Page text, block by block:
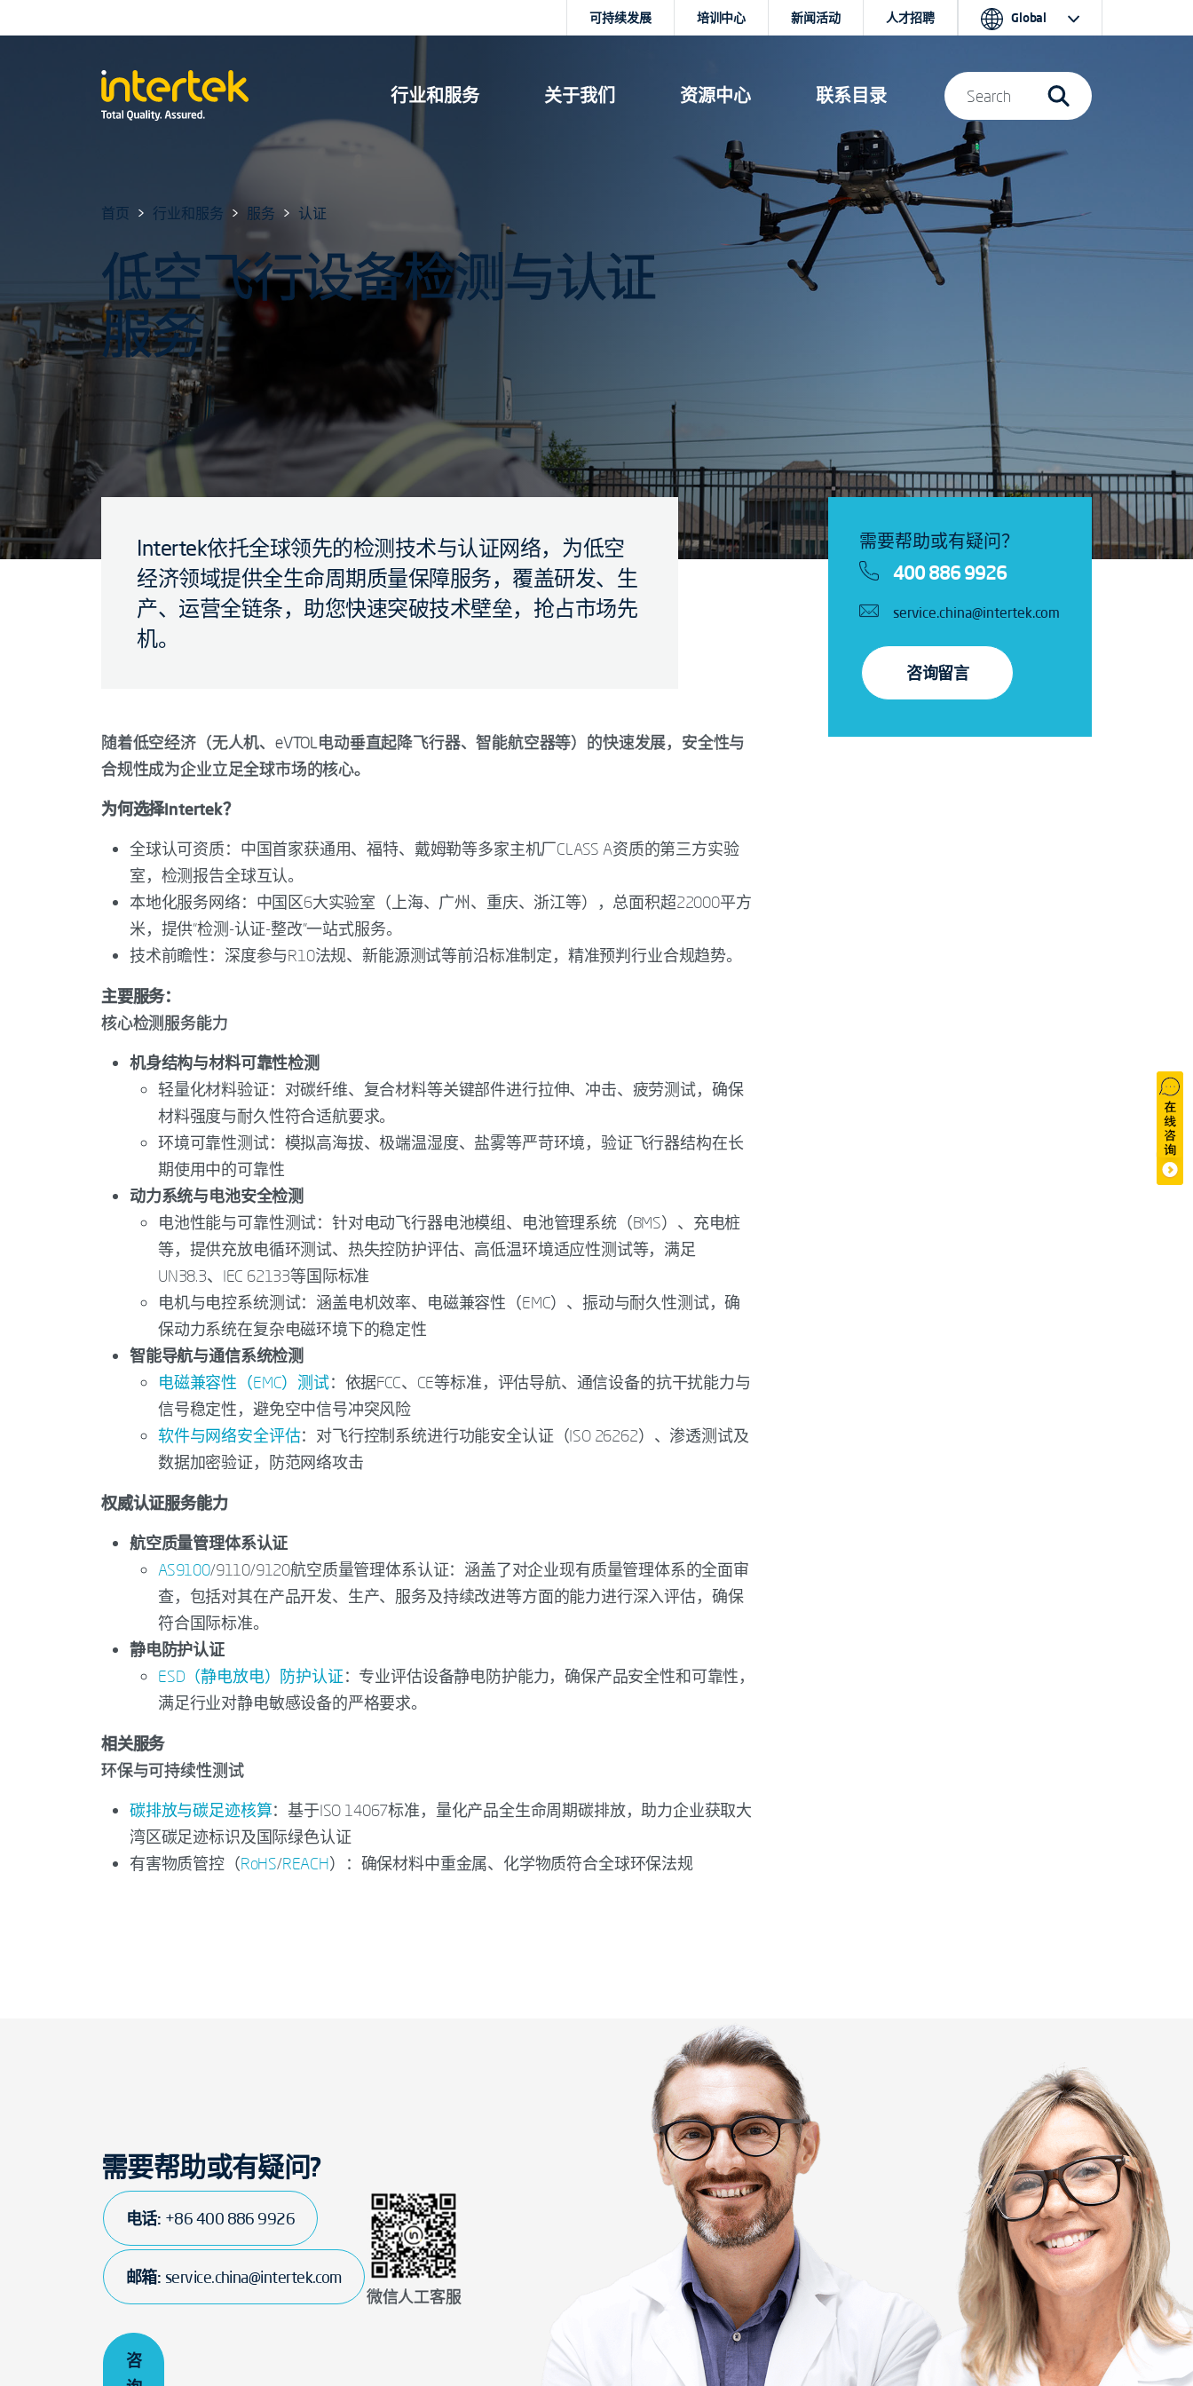
行业和服务 关于我们 资源中心 联系目录
可持续发展 培训中心 新闻活动 人才招聘 Global
Search
首页 行业和服务 服务 认证
低空飞行设备检测与认证
服务
Intertek依托全球领先的检测技术与认证网络，为低空
经济领域提供全生命周期质量保障服务，覆盖研发、生
产、运营全链条，助您快速突破技术壁垒，抢占市场先
机。
随着低空经济（无人机、eVTOL电动垂直起降飞行器、智能航空器等）的快速发展，安全性与
合规性成为企业立足全球市场的核心。
为何选择Intertek？
全球认可资质：中国首家获通用、福特、戴姆勒等多家主机厂CLASS A资质的第三方实验
室，检测报告全球互认。
本地化服务网络：中国区6大实验室（上海、广州、重庆、浙江等），总面积超22000平方
米，提供“检测-认证-整改”一站式服务。
技术前瞻性：深度参与R10法规、新能源测试等前沿标准制定，精准预判行业合规趋势。
主要服务：
核心检测服务能力
机身结构与材料可靠性检测
轻量化材料验证：对碳纤维、复合材料等关键部件进行拉伸、冲击、疲劳测试，确保
材料强度与耐久性符合适航要求。
环境可靠性测试：模拟高海拔、极端温湿度、盐雾等严苛环境，验证飞行器结构在长
期使用中的可靠性
动力系统与电池安全检测
电池性能与可靠性测试：针对电动飞行器电池模组、电池管理系统（BMS）、充电桩
等，提供充放电循环测试、热失控防护评估、高低温环境适应性测试等，满足
UN38.3、IEC 62133等国际标准
电机与电控系统测试：涵盖电机效率、电磁兼容性（EMC）、振动与耐久性测试，确
保动力系统在复杂电磁环境下的稳定性
智能导航与通信系统检测
电磁兼容性（EMC）测试：依据FCC、CE等标准，评估导航、通信设备的抗干扰能力与
信号稳定性，避免空中信号冲突风险
软件与网络安全评估：对飞行控制系统进行功能安全认证（ISO 26262）、渗透测试及
数据加密验证，防范网络攻击
权威认证服务能力
航空质量管理体系认证
AS9100/9110/9120航空质量管理体系认证：涵盖了对企业现有质量管理体系的全面审
查，包括对其在产品开发、生产、服务及持续改进等方面的能力进行深入评估，确保
符合国际标准。
静电防护认证
ESD（静电放电）防护认证：专业评估设备静电防护能力，确保产品安全性和可靠性，
满足行业对静电敏感设备的严格要求。
相关服务
环保与可持续性测试
碳排放与碳足迹核算：基于ISO 14067标准，量化产品全生命周期碳排放，助力企业获取大
湾区碳足迹标识及国际绿色认证
有害物质管控（RoHS/REACH）：确保材料中重金属、化学物质符合全球环保法规
需要帮助或有疑问？
400 886 9926
service.china@intertek.com
咨询留言
需要帮助或有疑问?
电话: +86 400 886 9926
邮箱: service.china@intertek.com
微信人工客服
咨